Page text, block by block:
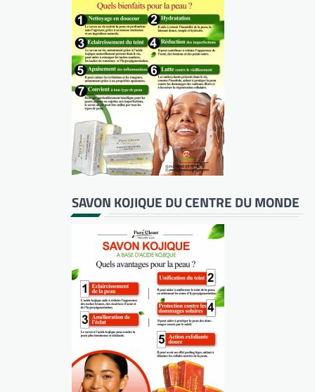
SAVON KOJIQUE DU CENTRE DU MONDE